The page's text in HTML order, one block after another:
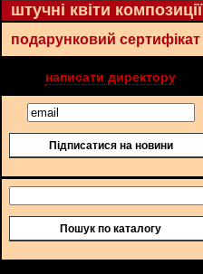
штучні квіти композиції
подарунковий сертифікат
написати директору
Підписатися на новини
Пошук по каталогу